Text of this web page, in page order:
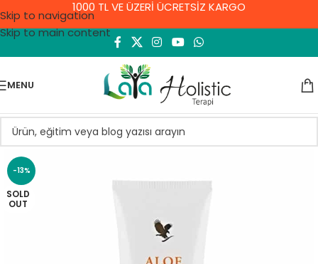
Skip to navigation
Skip to main content
1000 TL VE ÜZERİ ÜCRETSİZ KARGO
MENU
-13%
SOLD
OUT